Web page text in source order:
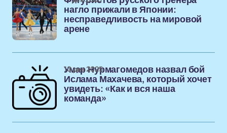
нагло прижали в Японии:
несправедливость на мировой
арене
Умар Нурмагомедов назвал бой
Ислама Махачева, который хочет
увидеть: «Как и вся наша
команда»
10 дек 2025